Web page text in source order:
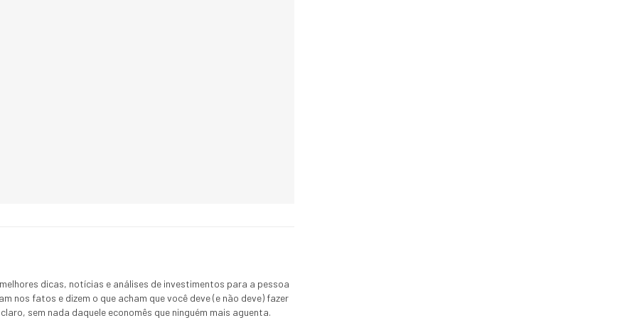
dicas, notícias e análises de investimentos para a pessoa
nos fatos e dizem o que acham que você deve (e não deve) fazer
sem nada daquele economês que ninguém mais aguenta.